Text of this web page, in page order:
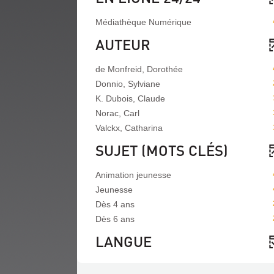
Médiathèque Numérique
AUTEUR
de Monfreid, Dorothée
Donnio, Sylviane
K. Dubois, Claude
Norac, Carl
Valckx, Catharina
SUJET (MOTS CLÉS)
Animation jeunesse
Jeunesse
Dès 4 ans
Dès 6 ans
LANGUE